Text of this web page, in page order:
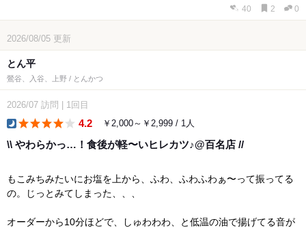
40 2 0
2026/08/05 更新
とん平
鶯谷、入谷、上野 / とんかつ
2026/07 訪問 1回目
4.2 ￥2,000～￥2,999 / 1人
\\ やわらかっ…！食後が軽〜いヒレカツ♪@百名店 //
もこみちみたいにお塩を上から、ふわ、ふわふわぁ〜って振ってる
の。じっとみてしまった、、、
オーダーから10分ほどで、しゅわわわ、と低温の油で揚げてる音が